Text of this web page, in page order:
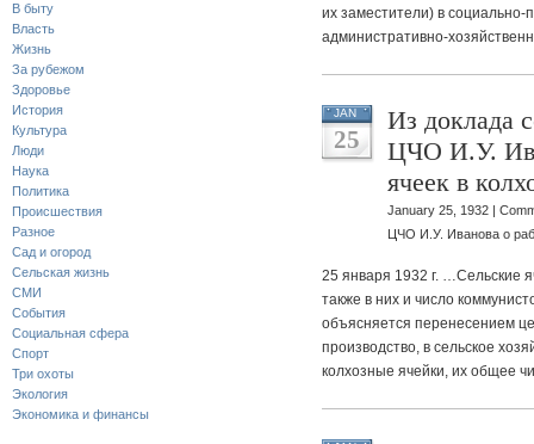
В быту
Власть
Жизнь
За рубежом
Здоровье
История
Культура
Люди
Наука
Политика
Происшествия
Разное
Сад и огород
Сельская жизнь
СМИ
События
Социальная сфера
Спорт
Три охоты
Экология
Экономика и финансы
их заместители) в
административно-
JAN
25
Из доклада
ЦЧО И.У.
ячеек в
January 25, 1932 |
ЦЧО И.У. Иванова о
25 января 1932 г. …Сельские
также в них и число
объясняется перенесением
производство, в сельское
колхозные ячейки, их общее